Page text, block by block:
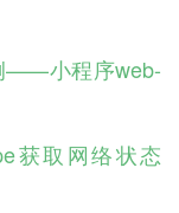
——小程序web-
获取网络状态